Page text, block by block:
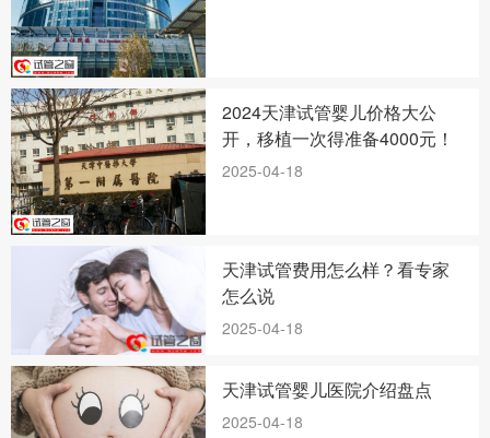
2024天津试管婴儿价格大公
开，移植一次得准备4000元！
2025-04-18
天津试管费用怎么样？看专家
怎么说
2025-04-18
天津试管婴儿医院介绍盘点
2025-04-18